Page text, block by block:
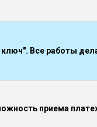
Все работы
приема